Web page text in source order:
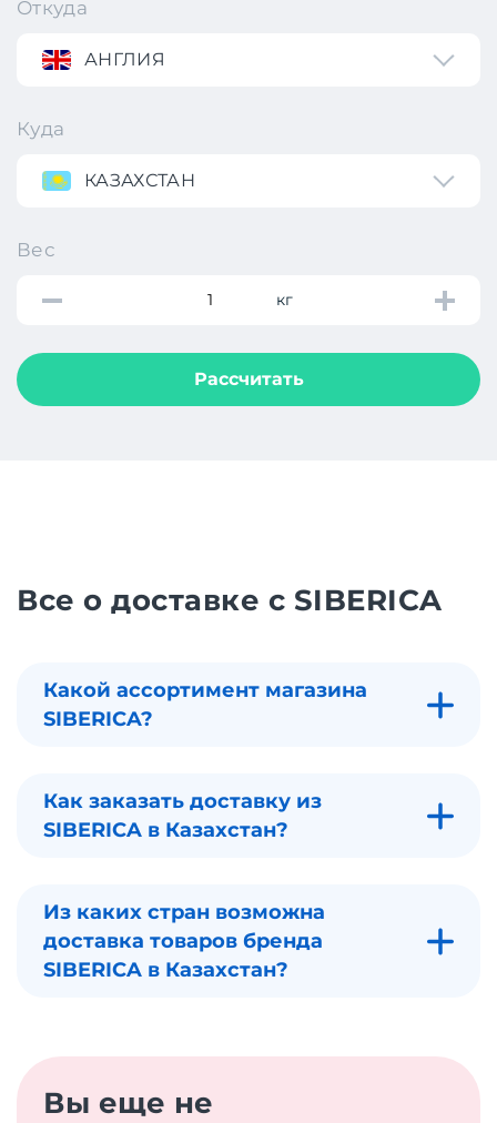
Откуда
АНГЛИЯ
Куда
КАЗАХСТАН
Вес
кг
Рассчитать
Все о доставке с SIBERICA
Какой ассортимент магазина
SIBERICA?
Как заказать доставку из
SIBERICA в Казахстан?
Из каких стран возможна
доставка товаров бренда
SIBERICA в Казахстан?
Вы еще не